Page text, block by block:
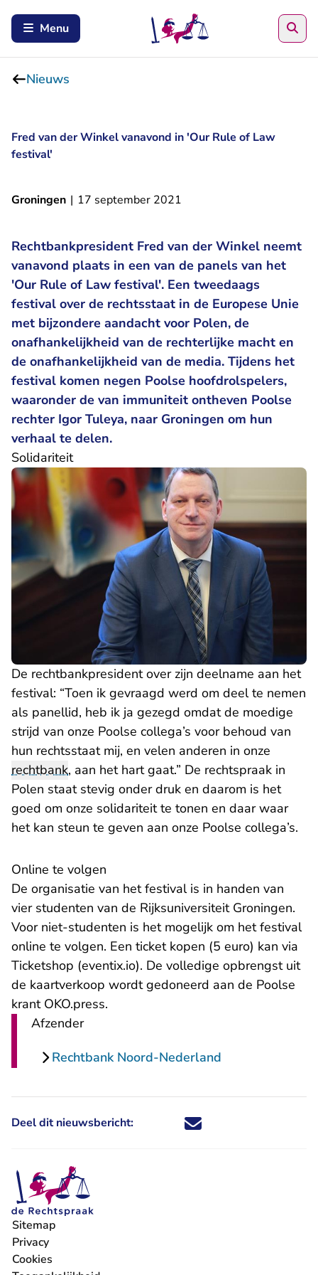
Menu
Nieuws
Fred van der Winkel vanavond in 'Our Rule of Law
festival'
Groningen | 17 september 2021
Rechtbankpresident Fred van der Winkel neemt
vanavond plaats in een van de panels van het
'Our Rule of Law festival'. Een tweedaags
festival over de rechtsstaat in de Europese Unie
met bijzondere aandacht voor Polen, de
onafhankelijkheid van de rechterlijke macht en
de onafhankelijkheid van de media. Tijdens het
festival komen negen Poolse hoofdrolspelers,
waaronder de van immuniteit ontheven Poolse
rechter Igor Tuleya, naar Groningen om hun
verhaal te delen.
Solidariteit
De rechtbankpresident over zijn deelname aan het
festival: “Toen ik gevraagd werd om deel te nemen
als panellid, heb ik ja gezegd omdat de moedige
strijd van onze Poolse collega’s voor behoud van
hun rechtsstaat mij, en velen anderen in onze
rechtbank, aan het hart gaat.” De rechtspraak in
Polen staat stevig onder druk en daarom is het
goed om onze solidariteit te tonen en daar waar
het kan steun te geven aan onze Poolse collega’s.
Online te volgen
De organisatie van het festival is in handen van
vier studenten van de Rijksuniversiteit Groningen.
Voor niet-studenten is het mogelijk om het festival
online te volgen. Een ticket kopen (5 euro) kan via
Ticketshop (eventix.io)- U verlaat Rechtspraak.nl
. De volledige opbrengst uit
de kaartverkoop wordt gedoneerd aan de Poolse
krant OKO.press.
Afzender
Rechtbank Noord-Nederland
Deel dit nieuwsbericht: Deel dit nieuwsbericht via X -
Deel dit nieuwsbericht via
Deel dit nieuwsbericht
Deel dit
Sitemap
Privacy
Cookies